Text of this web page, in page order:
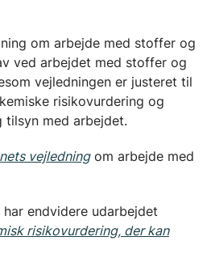
om arbejde med stoffer og
ved arbejdet med stoffer og
vejledningen er justeret til
risikovurdering og
med arbejdet.
vejledningom arbejde med
har endvidere udarbejdet
risikovurdering, der kan